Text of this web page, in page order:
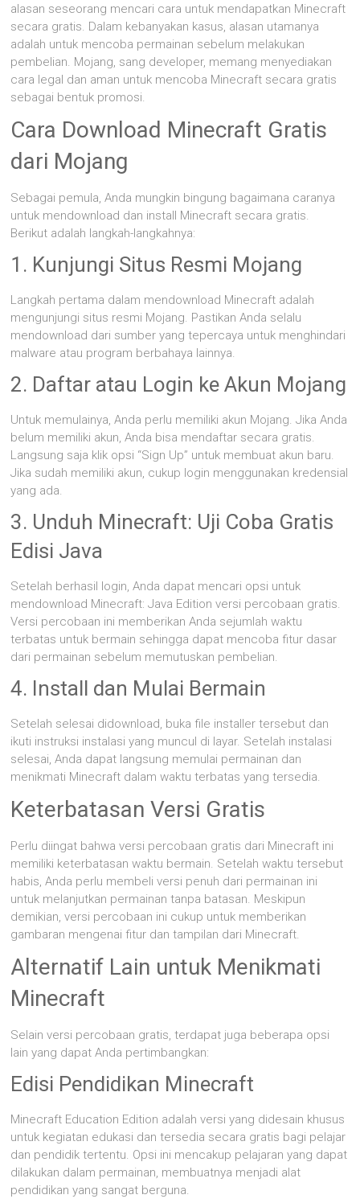
alasan seseorang mencari cara untuk mendapatkan Minecraft
secara gratis. Dalam kebanyakan kasus, alasan utamanya
adalah untuk mencoba permainan sebelum melakukan
pembelian. Mojang, sang developer, memang menyediakan
cara legal dan aman untuk mencoba Minecraft secara gratis
sebagai bentuk promosi.
Cara Download Minecraft Gratis
dari Mojang
Sebagai pemula, Anda mungkin bingung bagaimana caranya
untuk mendownload dan install Minecraft secara gratis.
Berikut adalah langkah-langkahnya:
1. Kunjungi Situs Resmi Mojang
Langkah pertama dalam mendownload Minecraft adalah
mengunjungi situs resmi Mojang. Pastikan Anda selalu
mendownload dari sumber yang tepercaya untuk menghindari
malware atau program berbahaya lainnya.
2. Daftar atau Login ke Akun Mojang
Untuk memulainya, Anda perlu memiliki akun Mojang. Jika Anda
belum memiliki akun, Anda bisa mendaftar secara gratis.
Langsung saja klik opsi “Sign Up” untuk membuat akun baru.
Jika sudah memiliki akun, cukup login menggunakan kredensial
yang ada.
3. Unduh Minecraft: Uji Coba Gratis
Edisi Java
Setelah berhasil login, Anda dapat mencari opsi untuk
mendownload Minecraft: Java Edition versi percobaan gratis.
Versi percobaan ini memberikan Anda sejumlah waktu
terbatas untuk bermain sehingga dapat mencoba fitur dasar
dari permainan sebelum memutuskan pembelian.
4. Install dan Mulai Bermain
Setelah selesai didownload, buka file installer tersebut dan
ikuti instruksi instalasi yang muncul di layar. Setelah instalasi
selesai, Anda dapat langsung memulai permainan dan
menikmati Minecraft dalam waktu terbatas yang tersedia.
Keterbatasan Versi Gratis
Perlu diingat bahwa versi percobaan gratis dari Minecraft ini
memiliki keterbatasan waktu bermain. Setelah waktu tersebut
habis, Anda perlu membeli versi penuh dari permainan ini
untuk melanjutkan permainan tanpa batasan. Meskipun
demikian, versi percobaan ini cukup untuk memberikan
gambaran mengenai fitur dan tampilan dari Minecraft.
Alternatif Lain untuk Menikmati
Minecraft
Selain versi percobaan gratis, terdapat juga beberapa opsi
lain yang dapat Anda pertimbangkan:
Edisi Pendidikan Minecraft
Minecraft Education Edition adalah versi yang didesain khusus
untuk kegiatan edukasi dan tersedia secara gratis bagi pelajar
dan pendidik tertentu. Opsi ini mencakup pelajaran yang dapat
dilakukan dalam permainan, membuatnya menjadi alat
pendidikan yang sangat berguna.